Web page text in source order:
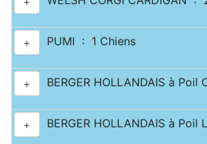
+ PUMI : 1 Chiens
+ BERGER HOLLANDAIS à
+ BERGER HOLLANDAIS à